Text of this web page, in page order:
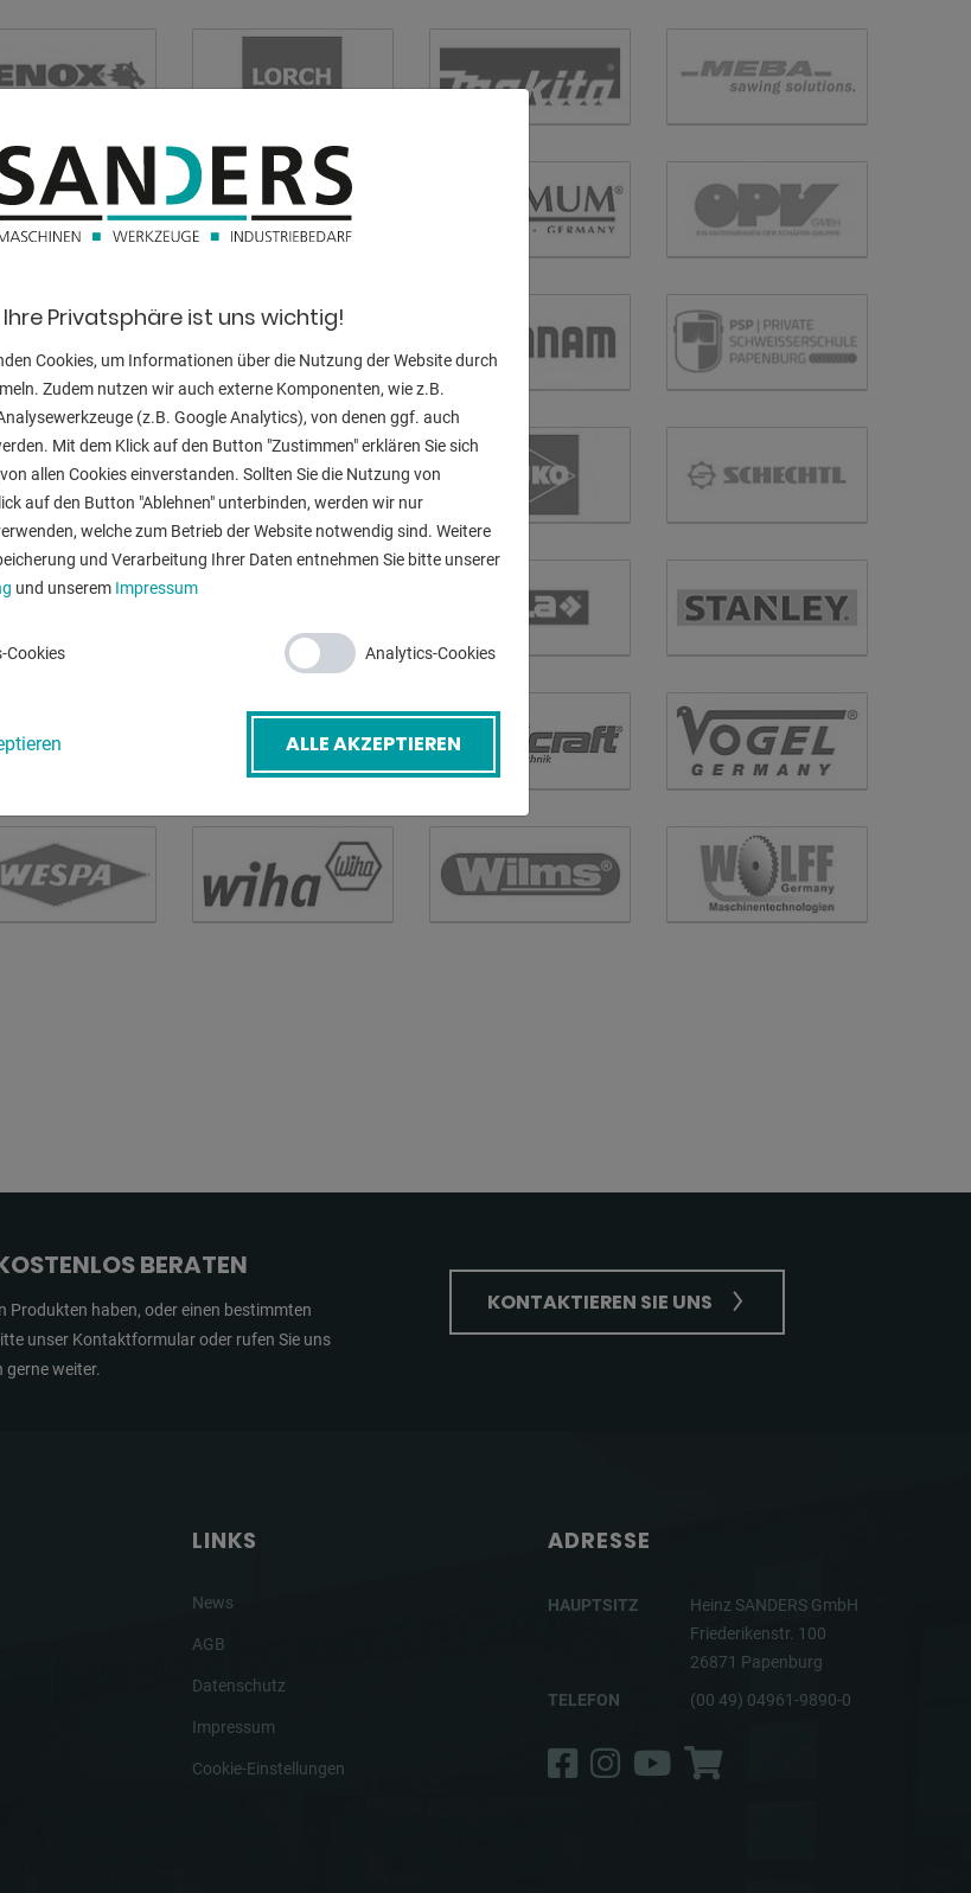
BERATEN
Produkten haben, oder einen bestimmten
unser Kontaktformular oder rufen Sie uns
gerne weiter.
KONTAKTIEREN SIE UNS
LINKS
News
AGB
Datenschutz
Impressum
Cookie-Einstellungen
ADRESSE
HAUPTSITZ
Heinz SANDERS GmbH
Friederikenstr. 100
26871 Papenburg
TELEFON
(00 49) 04961-9890-0
Facebook
Instagram
YouTube
Shop
Ihre Privatsphäre ist uns wichtig!
Cookies, um Informationen über die Nutzung der Website durch
Zudem nutzen wir auch externe Komponenten, wie z.B.
(z.B. Google Analytics), von denen ggf. auch
Mit dem Klick auf den Button "Zustimmen" erklären Sie sich
allen Cookies einverstanden. Sollten Sie die Nutzung von
auf den Button "Ablehnen" unterbinden, werden wir nur
welche zum Betrieb der Website notwendig sind. Weitere
und Verarbeitung Ihrer Daten entnehmen Sie bitte unserer
und unserem Impressum
Cookies Analytics-Cookies
ALLE AKZEPTIEREN